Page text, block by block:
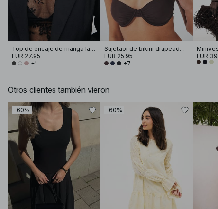
Top de encaje de manga larga
EUR 27.95
+1
Sujetaor de bikini drapeado con tirantes anchos
EUR 25.95
+7
EUR
Otros clientes también vieron
-60% -60%